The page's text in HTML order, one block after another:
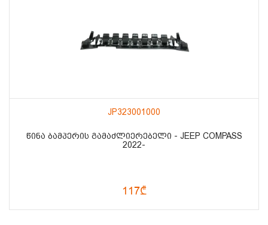
JP323001000
ᲬᲘᲜᲐ ᲑᲐᲛᲞᲔᲠᲘᲡ ᲒᲐᲛᲐᲫᲚᲘᲔᲠᲔᲑᲔᲚᲘ - JEEP COMPASS
2022-
117₾